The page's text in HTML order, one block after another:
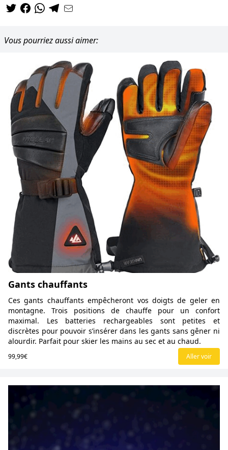
Vous pourriez aussi aimer:
Gants chauffants
Ces gants chauffants empêcheront vos doigts de geler en
montagne. Trois positions de chauffe pour un confort
maximal. Les batteries rechargeables sont petites et
discrètes pour pouvoir s’insérer dans les gants sans gêner ni
alourdir. Parfait pour skier les mains au sec et au chaud.
99,99€ Aller voir